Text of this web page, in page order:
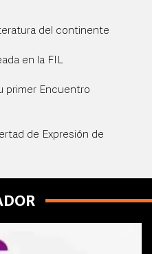
del continente
en la FIL
primer Encuentro
de Expresión de